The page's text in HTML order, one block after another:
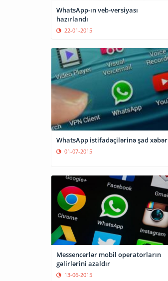
WhatsApp-ın veb-versiyası
hazırlandı
22-01-2015
WhatsApp istifadəçilərinə şad xəbər
01-07-2015
Messencerlər mobil operatorların
gəlirlərini azaldır
13-06-2015